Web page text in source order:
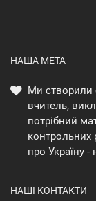
НАША МЕТА
Ми створили
вчитель,
потрібний
контрольних
про Україну -
НАШІ КОНТАКТИ